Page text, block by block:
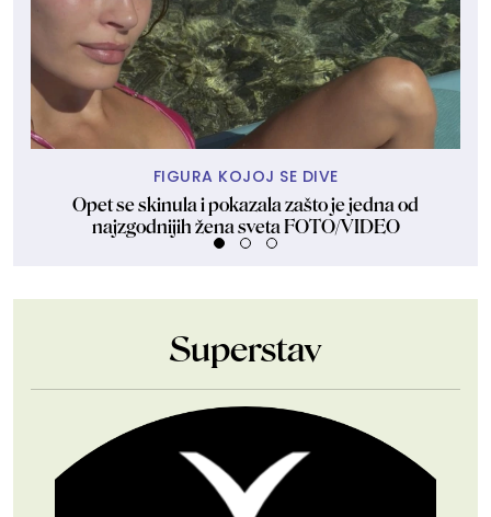
FIGURA KOJOJ SE DIVE
Opet se skinula i pokazala zašto je jedna od
najzgodnijih žena sveta FOTO/VIDEO
Superstav